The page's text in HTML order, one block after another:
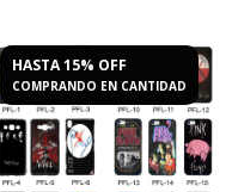
HASTA 15% OFF
COMPRANDO EN CANTIDAD